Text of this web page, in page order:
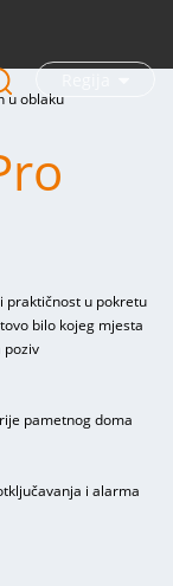
praktičnost u pokretu
bilo kojeg mjesta
poziv
pametnog doma
i alarma